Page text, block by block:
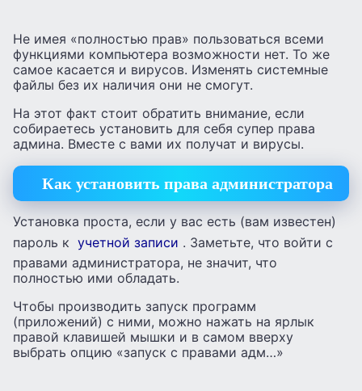
Не имея «полностью прав» пользоваться всеми
функциями компьютера возможности нет. То же
самое касается и вирусов. Изменять системные
файлы без их наличия они не cмогут.
На этот факт стоит обратить внимание, если
собираетесь установить для себя супер права
админа. Вместе с вами их получат и вирусы.
Как установить права администратора
Установка проста, если у вас есть (вам известен)
пароль к учетной записи . Заметьте, что войти с
правами администратора, не значит, что
полностью ими обладать.
Чтобы производить запуск программ
(приложений) с ними, можно нажать на ярлык
правой клавишей мышки и в самом вверху
выбрать опцию «запуск с правами адм…»